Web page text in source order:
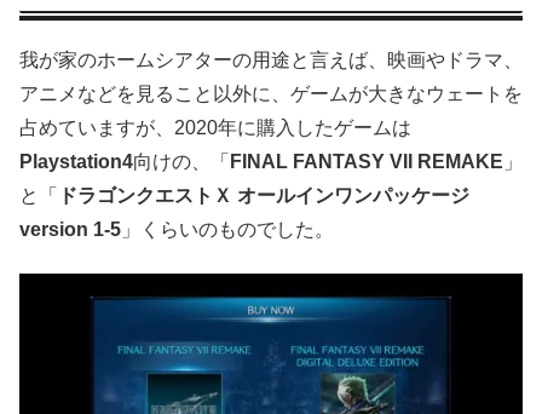
我が家のホームシアターの用途と言えば、映画やドラマ、
アニメなどを見ること以外に、ゲームが大きなウェートを
占めていますが、2020年に購入したゲームは
Playstation4向けの、「 FINAL FANTASY VII REMAKE 」
と「
ドラゴンクエストＸ オールインワンパッケージ
version 1-5 」くらいのものでした。